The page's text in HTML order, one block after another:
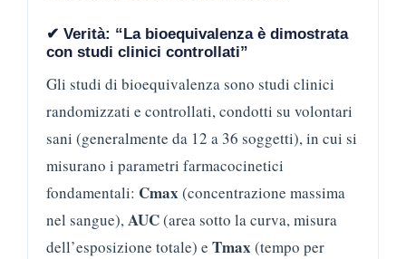
✔ Verità: “La bioequivalenza è dimostrata
con studi clinici controllati”
Gli studi di bioequivalenza sono studi clinici
randomizzati e controllati, condotti su volontari
sani (generalmente da 12 a 36 soggetti), in cui si
misurano i parametri farmacocinetici
fondamentali: Cmax (concentrazione massima
nel sangue),AUC(area sotto la curva, misura
dell’esposizione totale) e Tmax (tempo per